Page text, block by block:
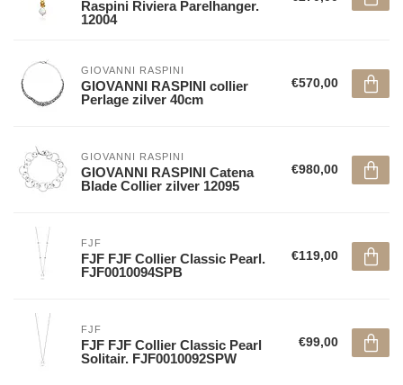
Raspini Riviera Parelhanger.
12004
GIOVANNI RASPINI
GIOVANNI RASPINI collier
Perlage zilver 40cm
€570,00
GIOVANNI RASPINI
GIOVANNI RASPINI Catena
Blade Collier zilver 12095
€980,00
FJF
FJF FJF Collier Classic Pearl.
FJF0010094SPB
€119,00
FJF
FJF FJF Collier Classic Pearl
Solitair. FJF0010092SPW
€99,00